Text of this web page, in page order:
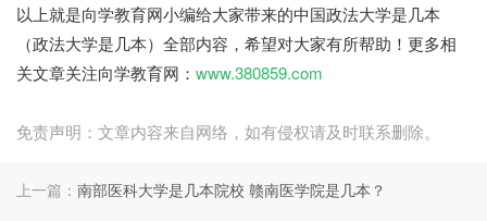
以上就是向学教育网小编给大家带来的中国政法大学是几本
（政法大学是几本）全部内容，希望对大家有所帮助！更多相
关文章关注向学教育网： www.380859.com
免责声明：文章内容来自网络，如有侵权请及时联系删除。
上一篇： 南部医科大学是几本院校 赣南医学院是几本？